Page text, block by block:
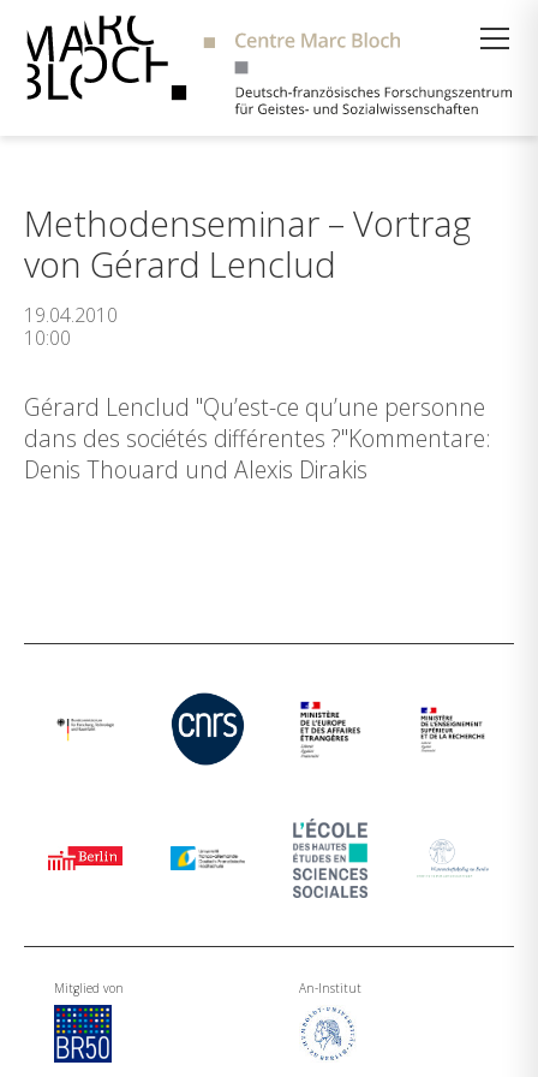
Methodenseminar – Vortrag
von Gérard Lenclud
19.04.2010
10:00
Gérard Lenclud "Qu’est-ce qu’une personne
dans des sociétés différentes ?"Kommentare:
Denis Thouard und Alexis Dirakis
Mitglied von An-Institut